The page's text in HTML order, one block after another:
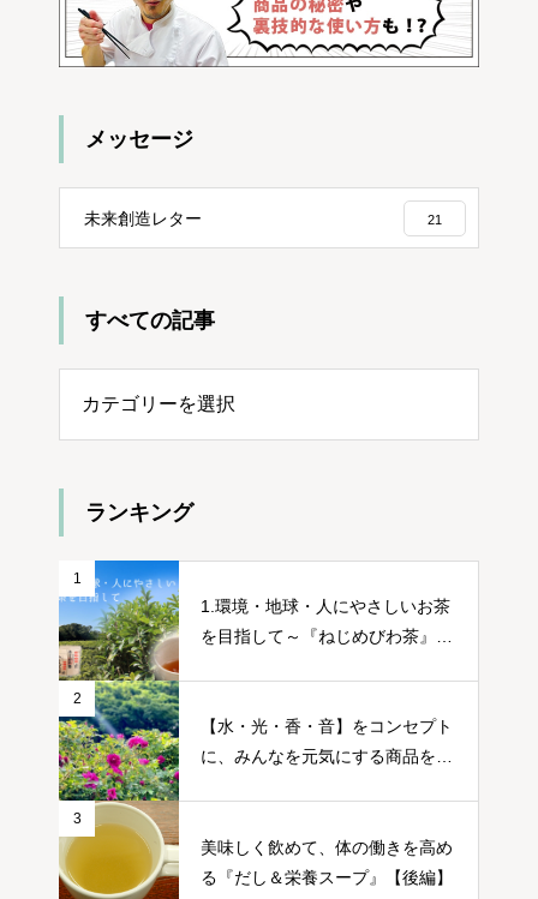
メッセージ
未来創造レター 21
すべての記事
ランキング
1
1.環境・地球・人にやさしいお茶
を目指して～『ねじめびわ茶』誕
2
【水・光・香・音】をコンセプト
に、みんなを元気にする商品をつ
3
美味しく飲めて、体の働きを高め
る『だし＆栄養スープ』【後編】